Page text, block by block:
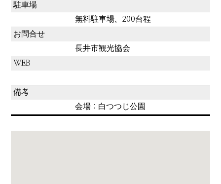
駐車場
無料駐車場、200台程
お問合せ
長井市観光協会
WEB
備考
会場：白つつじ公園